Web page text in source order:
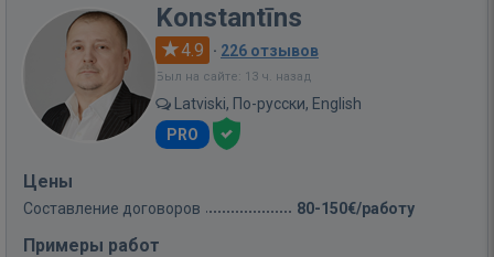
Konstantīns
4.9 · 226 отзывов
Был на сайте: 13 ч. назад
Latviski, По-русски, English
PRO
Цены
Составление договоров 80-150€/работу
Примеры работ